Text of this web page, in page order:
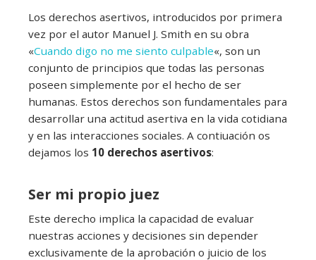
Los derechos asertivos, introducidos por primera
vez por el autor Manuel J. Smith en su obra
«Cuando digo no me siento culpable«, son un
conjunto de principios que todas las personas
poseen simplemente por el hecho de ser
humanas. Estos derechos son fundamentales para
desarrollar una actitud asertiva en la vida cotidiana
y en las interacciones sociales. A contiuación os
dejamos los 10 derechos asertivos:
Ser mi propio juez
Este derecho implica la capacidad de evaluar
nuestras acciones y decisiones sin depender
exclusivamente de la aprobación o juicio de los